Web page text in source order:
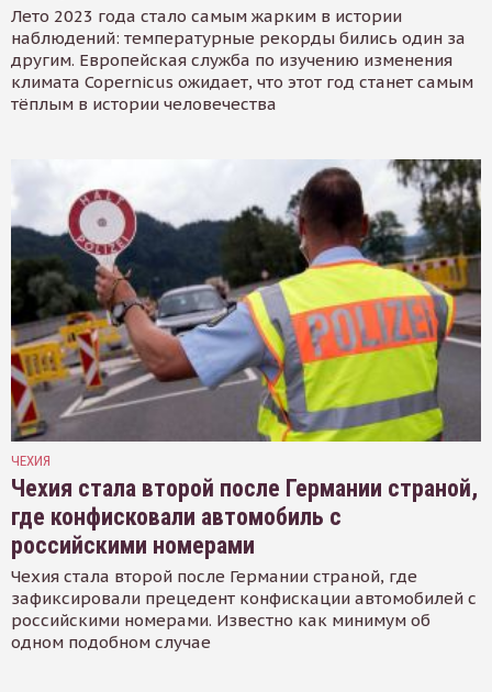
Лето 2023 года стало самым жарким в истории
наблюдений: температурные рекорды бились один за
другим. Европейская служба по изучению изменения
климата Copernicus ожидает, что этот год станет самым
тёплым в истории человечества
ЧЕХИЯ
Чехия стала второй после Германии страной,
где конфисковали автомобиль с
российскими номерами
Чехия стала второй после Германии страной, где
зафиксировали прецедент конфискации автомобилей с
российскими номерами. Известно как минимум об
одном подобном случае